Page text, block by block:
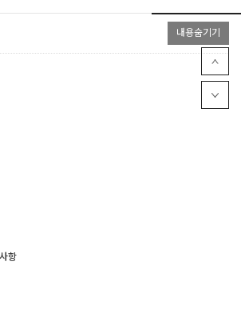
내용숨기기
항